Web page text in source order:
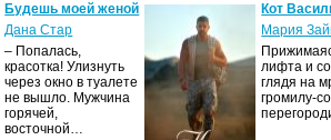
Будешь моей женой
Дана Стар
– Попалась,
красотка! Улизнуть
через окно в туалете
не вышло. Мужчина
горячей,
восточной…
Кот
Мария
лифта и
глядя на
громилу-